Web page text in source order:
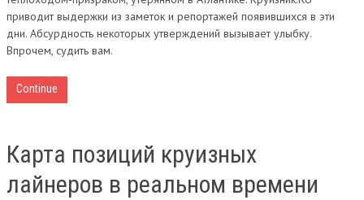
приводит выдержки из заметок и репортажей появившихся в эти
дни. Абсурдность некоторых утверждений вызывает улыбку.
Впрочем, судить вам.
Continue
Карта позиций круизных
лайнеров в реальном времени